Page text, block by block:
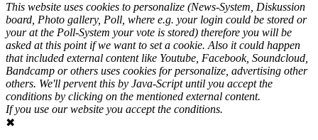
This website uses cookies to personalize (News-System, Diskussion
board, Photo gallery, Poll, where e.g. your login could be stored or
your at the Poll-System your vote is stored) therefore you will be
asked at this point if we want to set a cookie. Also it could happen
that included external content like Youtube, Facebook, Soundcloud,
Bandcamp or others uses cookies for personalize, advertising other
others. We'll pervent this by Java-Script until you accept the
conditions by clicking on the mentioned external content.
If you use our website you accept the conditions.
✖